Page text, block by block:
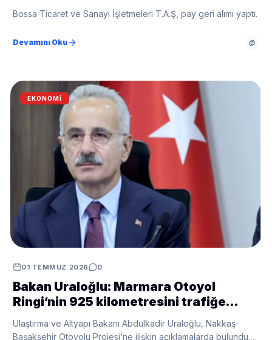
Bossa Ticaret ve Sanayi İşletmeleri T.A.Ş, pay geri alımı yaptı.
Devamını Oku @
EKONOMI
01 TEMMUZ 2026 0
Bakan Uraloğlu: Marmara Otoyol
Ringi’nin 925 kilometresini trafiğe
sunduk
Ulaştırma ve Altyapı Bakanı Abdulkadir Uraloğlu, Nakkaş-
Başakşehir Otoyolu Projesi’ne ilişkin açıklamalarda bulundu.